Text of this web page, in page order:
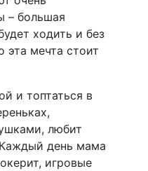
– большая
ходить и без
эта мечта стоит
и топтаться в
любит
Каждый день мама
игровые